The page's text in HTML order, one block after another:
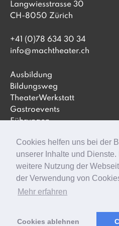
Cookies helfen uns bei der
unserer Inhalte und Dienste.
weitere Nutzung der
der Verwendung von
Mehr erfahren
Cookies ablehnen
Langwiesstrasse 30
CH-8050 Zürich
+41 (0)78 634 30 34
info@machtheater.ch
Ausbildung
Bildungsweg
TheaterWerkstatt
Gastroevents
Führungen
Verein
Newsletter abonnieren
Impressum